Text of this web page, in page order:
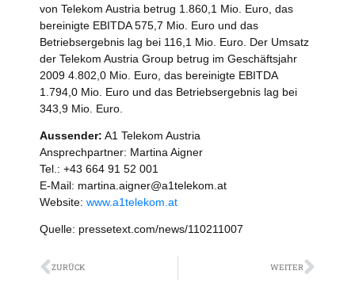
von Telekom Austria betrug 1.860,1 Mio. Euro, das
bereinigte EBITDA 575,7 Mio. Euro und das
Betriebsergebnis lag bei 116,1 Mio. Euro. Der Umsatz
der Telekom Austria Group betrug im Geschäftsjahr
2009 4.802,0 Mio. Euro, das bereinigte EBITDA
1.794,0 Mio. Euro und das Betriebsergebnis lag bei
343,9 Mio. Euro.
Aussender: A1 Telekom Austria
Ansprechpartner: Martina Aigner
Tel.: +43 664 91 52 001
E-Mail: martina.aigner@a1telekom.at
Website: www.a1telekom.at
Quelle: pressetext.com/news/110211007
Zurück
ZURÜCK WEITER